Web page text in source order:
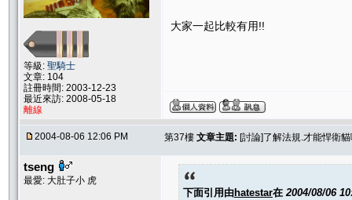
等級: 聖騎士
文章: 104
註冊時間: 2003-12-23
最近來訪: 2008-05-18
離線
大家一起比較有用!!
2004-08-06 12:06 PM 第37樓 文章主題: [討論]了解法規.才能悍衛
tseng
最愛: 大肚子小 虎
下面引用由hatestar在 2004/08/06